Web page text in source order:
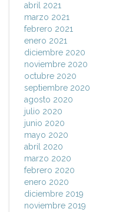
abril 2021
marzo 2021
febrero 2021
enero 2021
diciembre 2020
noviembre 2020
octubre 2020
septiembre 2020
agosto 2020
julio 2020
junio 2020
mayo 2020
abril 2020
marzo 2020
febrero 2020
enero 2020
diciembre 2019
noviembre 2019